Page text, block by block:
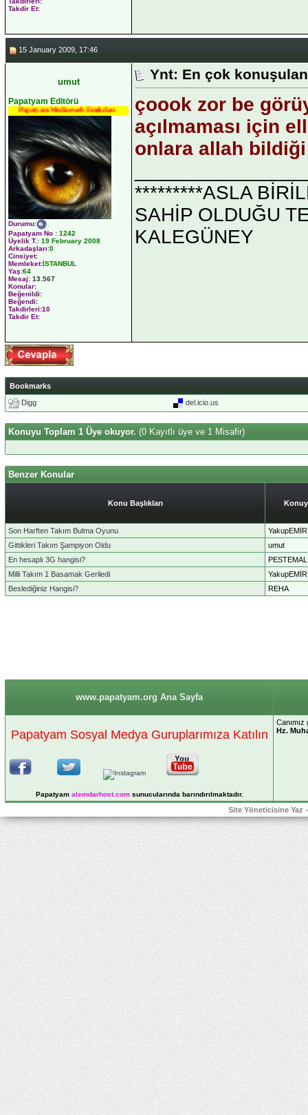
Takdir Et:
15 January 2009, 17:46
umut
Papatyam Editörü
Papatyam Medineweb Emekdarı
Durumu:
Papatyam No : 1242
Üyelik T.: 19 February 2008
Arkadaşları:0
Cinsiyet:
Memleket:İSTANBUL
Yaş:64
Mesaj: 13.567
Konular:
Beğenildi:
Beğendi:
Takdirleri:10
Takdir Et:
Ynt: En çok
çoook zor be
açılmaması için
onlara allah
*********ASLA
SAHİP OLDUĞU
KALEGÜNEY
Bookmarks
Digg
del.icio.us
Konuyu Toplam 1 Üye okuyor. (0 Kayıtlı üye ve 1 Misafir)
Benzer Konular
Konu Başlıkları
Son Harften Takım Bulma Oyunu
YakupEMİR
Gittikleri Takım Şampiyon Oldu
umut
En hesaplı 3G hangisi?
PESTEMAL
Milli Takım 1 Basamak Geriledi
YakupEMİR
Beslediğiniz Hangisi?
REHA
www.papatyam.org Ana Sayfa
Papatyam Sosyal Medya Guruplarımıza Katılın
Papatyam alemdarhost.comsunucularında barındırılmaktadır.
Hz.
Site Yöneticisine Yaz